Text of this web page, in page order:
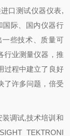
口测试仪器仪表,
国际、国内仪器行
些技术、质量可
行业测量仪器，推
过程中建立了良好
了许多问题，倍受
调试,技术培训和
TEKTRONI